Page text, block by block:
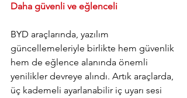
Daha güvenli ve eğlenceli
BYD araçlarında, yazılım
güncellemeleriyle birlikte hem güvenlik
hem de eğlence alanında önemli
yenilikler devreye alındı. Artık araçlarda,
üç kademeli ayarlanabilir iç uyarı sesi